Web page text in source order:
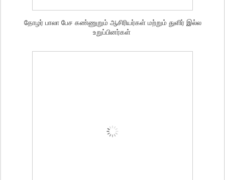
தோழர் பாலா பேச கண்ணுறும் ஆசிரியர்கள் மற்றும் துளிர் இல்ல
உறுப்பினர்கள்